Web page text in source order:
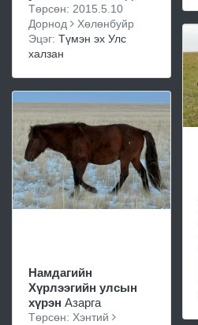
Төрсөн: 2015.5.10
Дорнод
Хөлөнбуйр
Эцэг: Түмэн эх Улс
халзан
Намдагийн
Хүрлээгийн улсын
хүрэн Азарга
Төрсөн: Хэнтий